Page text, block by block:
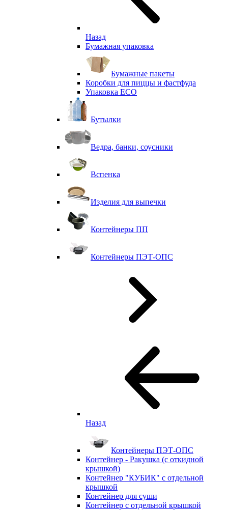
Назад
Бумажная упаковка
Бумажные пакеты
Коробки для пиццы и фастфуда
Упаковка ECO
Бутылки
Ведра, банки, соусники
Вспенка
Изделия для выпечки
Контейнеры ПП
Контейнеры ПЭТ-ОПС
Назад
Контейнеры ПЭТ-ОПС
Контейнер - Ракушка (с откидной
крышкой)
Контейнер "КУБИК" с отдельной
крышкой
Контейнер для суши
Контейнер с отдельной крышкой